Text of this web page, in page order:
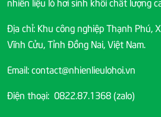
Địa chỉ: Khu công nghiệp Thạnh Phú,
Vĩnh Cửu, Tỉnh Đồng Nai, Việt Nam.
Email: contact@nhienlieulohoi.vn
Điện thoại: 0822.87.1368 (zalo)